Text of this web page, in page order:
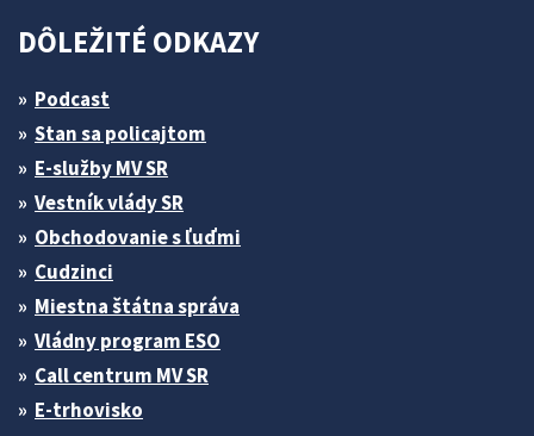
DÔLEŽITÉ ODKAZY
Podcast
Stan sa policajtom
E-služby MV SR
Vestník vlády SR
Obchodovanie s ľuďmi
Cudzinci
Miestna štátna správa
Vládny program ESO
Call centrum MV SR
E-trhovisko